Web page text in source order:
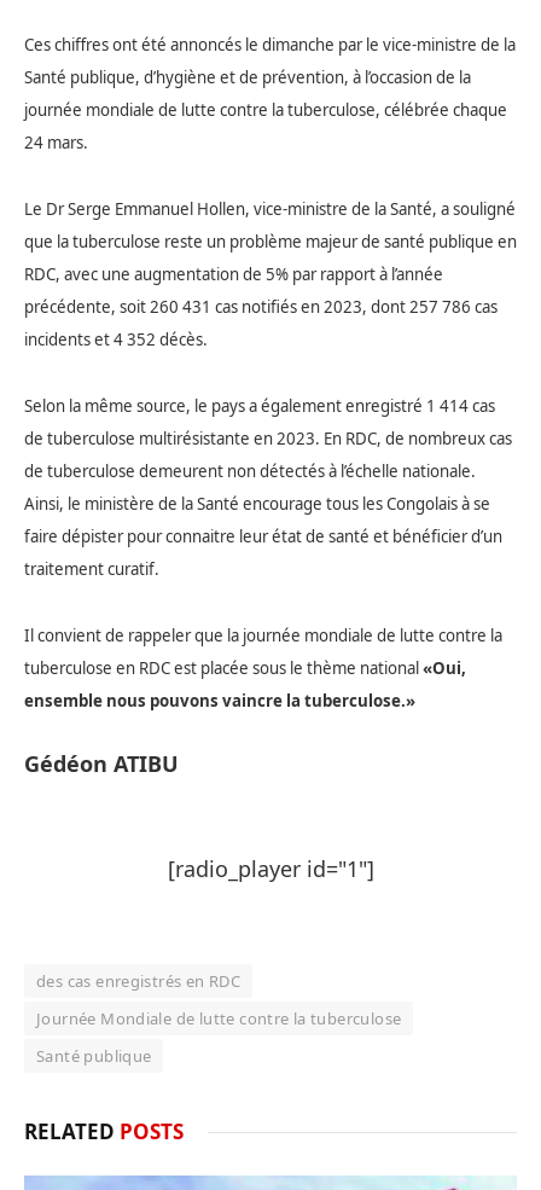
Ces chiffres ont été annoncés le dimanche par le vice-ministre de la
Santé publique, d’hygiène et de prévention, à l’occasion de la
journée mondiale de lutte contre la tuberculose, célébrée chaque
24 mars.
Le Dr Serge Emmanuel Hollen, vice-ministre de la Santé, a souligné
que la tuberculose reste un problème majeur de santé publique en
RDC, avec une augmentation de 5% par rapport à l’année
précédente, soit 260 431 cas notifiés en 2023, dont 257 786 cas
incidents et 4 352 décès.
Selon la même source, le pays a également enregistré 1 414 cas
de tuberculose multirésistante en 2023. En RDC, de nombreux cas
de tuberculose demeurent non détectés à l’échelle nationale.
Ainsi, le ministère de la Santé encourage tous les Congolais à se
faire dépister pour connaitre leur état de santé et bénéficier d’un
traitement curatif.
Il convient de rappeler que la journée mondiale de lutte contre la
tuberculose en RDC est placée sous le thème national«Oui,
ensemble nous pouvons vaincre la tuberculose.»
Gédéon ATIBU
[radio_player id="1"]
des cas enregistrés en RDC
Journée Mondiale de lutte contre la tuberculose
Santé publique
RELATED POSTS